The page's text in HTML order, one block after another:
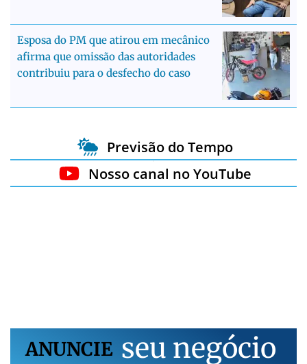
Esposa do PM que atirou em mecânico
afirma que omissão das autoridades
contribuiu para o desfecho do caso
Previsão do Tempo
Nosso canal no YouTube
ANUNCIE seu negócio